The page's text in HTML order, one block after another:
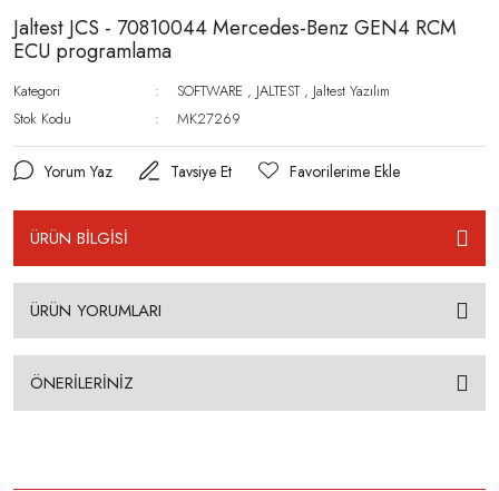
Jaltest JCS - 70810044 Mercedes-Benz GEN4 RCM
ECU programlama
Kategori SOFTWARE , JALTEST , Jaltest Yazılım
Stok Kodu
MK27269
Yorum Yaz Tavsiye Et
ÜRÜN BİLGİSİ
ÜRÜN YORUMLARI
ÖNERİLERİNİZ